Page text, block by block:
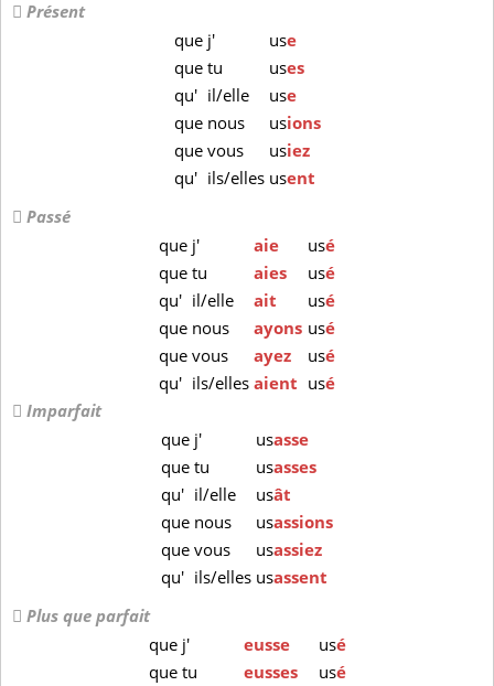
Présent
que j' use
que tu uses
qu' il/elle use
que nous usions
que vous usiez
qu' ils/elles usent
Passé
que j' aie usé
quetu aies usé
qu' il/elle ait usé
que nous ayons usé
quevous ayez usé
qu' ils/ellesaient usé
Imparfait
que j' usasse
quetu usasses
qu' il/elle usât
que nous usassions
quevous usassiez
qu' ils/elles usassent
Plus que parfait
que j' eusse usé
que tu eusses usé